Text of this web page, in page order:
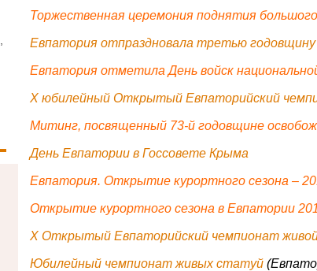
Торжественная церемония поднятия
Евпатория отпраздновала третью
Евпатория отметила День войск
X юбилейный Открытый Евпаторийский
Митинг, посвященный 73-й годовщине
День Евпатории в Госсовете Крыма
Евпатория. Открытие курортного сезона –
Открытие курортного сезона в Евпатории
X Открытый Евпаторийский чемпионат
Юбилейный чемпионат живых статуй